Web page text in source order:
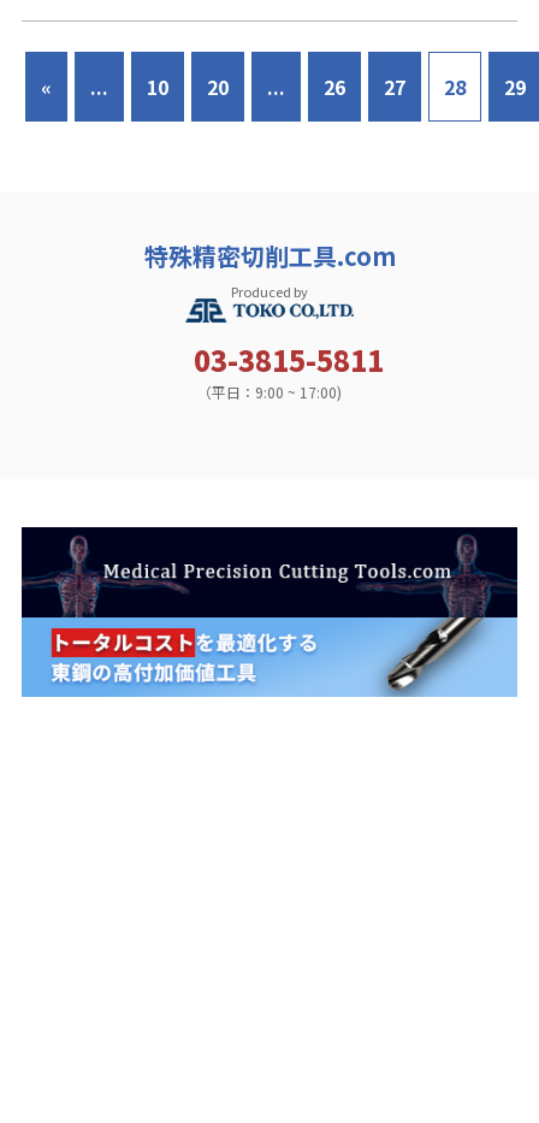
« ... 10 20 ... 26 27 28 29
特殊精密切削工具.com
Produced by
03-3815-5811
（平日：9:00 ~ 17:00)